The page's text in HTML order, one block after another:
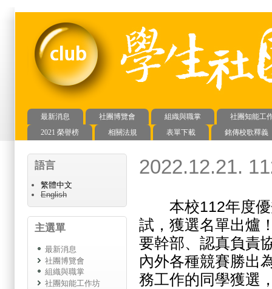
主選單
最新消息 社團博覽會 組織與職掌
社團知能工
2021 榮譽榜
相關法規 表單下載 銘傳校歌釋義
2022.12.21.
本校112年度優
試，獲選名單出爐
要幹部、認真負責
內外各種競賽勝出
務工作的同學獲選
語言
繁體中文
English
主選單
最新消息
社團博覽會
組織與職掌
社團知能工作坊